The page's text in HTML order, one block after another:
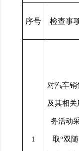
序号 检查事
1
对汽车销
及其相关
务活动
取“双随